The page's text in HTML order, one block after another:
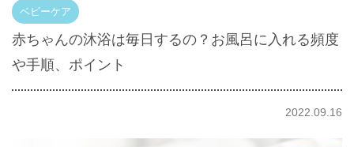
赤ちゃんの沐浴は毎日するの？お風呂に入れる頻度
や手順、ポイント
2022.09.16